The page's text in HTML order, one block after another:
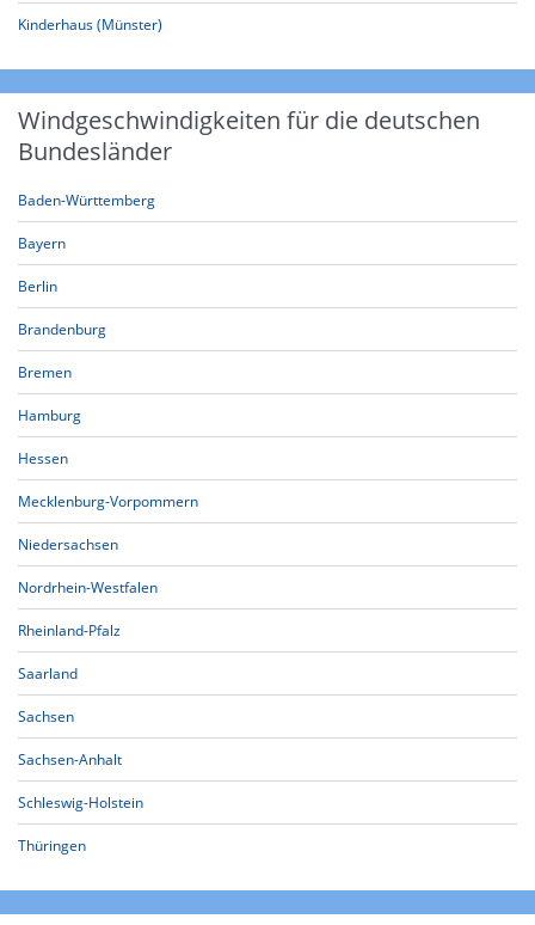
Kinderhaus (Münster)
Windgeschwindigkeiten für die deutschen
Bundesländer
Baden-Württemberg
Bayern
Berlin
Brandenburg
Bremen
Hamburg
Hessen
Mecklenburg-Vorpommern
Niedersachsen
Nordrhein-Westfalen
Rheinland-Pfalz
Saarland
Sachsen
Sachsen-Anhalt
Schleswig-Holstein
Thüringen